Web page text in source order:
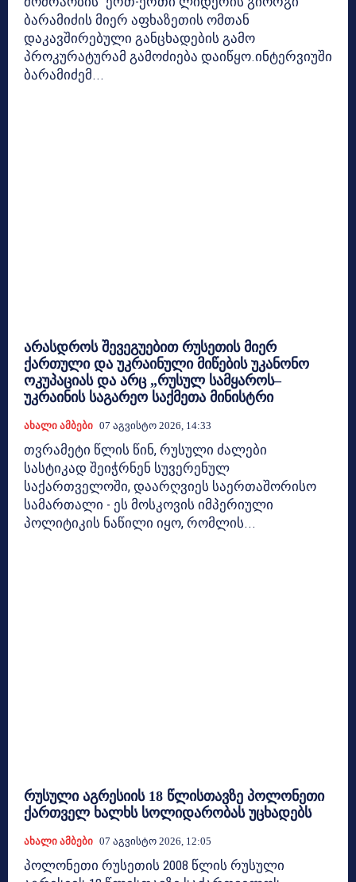
ბარამიძის მიერ აფხაზეთის ომთან
დაკავშირებული განცხადების გამო
პროკურატურამ გამოძიება დაიწყო.ინტერვიუში
ბარამიძემ...
არასდროს შევეგუებით რუსეთის მიერ
ქართული და უკრაინული მიწების უკანონო
ოკუპაციას და არც „რუსულ სამყაროს–
უკრაინის საგარეო საქმეთა მინისტრი
Ახალი Ამბები 07 Აგვისტო 2026, 14:33
თვრამეტი წლის წინ, რუსული ძალები
სასტიკად შეიჭრნენ სუვერენულ
საქართველოში, დაარღვიეს საერთაშორისო
სამართალი - ეს მოსკოვის იმპერიული
პოლიტიკის ნაწილი იყო, რომლის...
რუსული აგრესიის 18 წლისთავზე პოლონეთი
ქართველ ხალხს სოლიდარობას უცხადებს
Ახალი Ამბები 07 Აგვისტო 2026, 12:05
პოლონეთი რუსეთის 2008 წლის რუსული